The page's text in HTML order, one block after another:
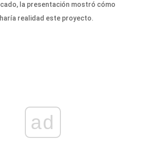
la presentación mostró cómo
haría realidad este proyecto.
ad